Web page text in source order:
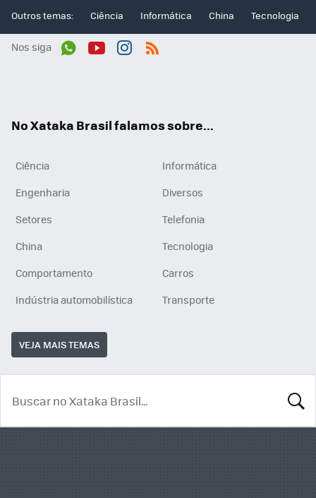
Outros temas: Ciência Informática China Tecnologia
Nos siga
No Xataka Brasil falamos sobre...
Ciência
Informática
Engenharia
Diversos
Setores
Telefonia
China
Tecnologia
Comportamento
Carros
Indústria automobilística
Transporte
VEJA MAIS TEMAS